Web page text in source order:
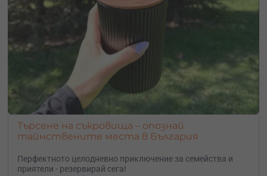
Търсене на съкровища – опознай
тайнствените места в България
Перфектното целодневно приключение за семейства и
приятели - резервирай сега!